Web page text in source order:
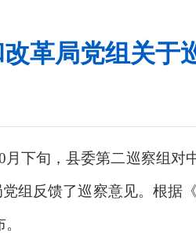
革局党组关于
月下旬，县委第二巡察组对
组反馈了巡察意见。根